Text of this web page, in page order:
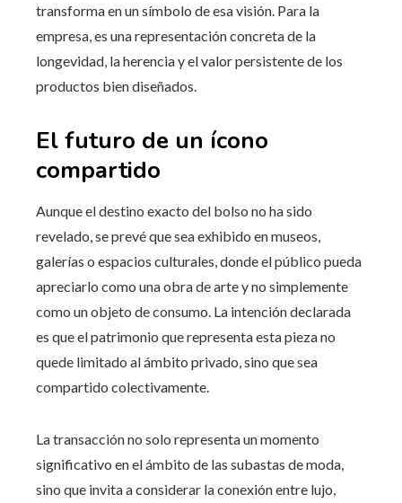
transforma en un símbolo de esa visión. Para la
empresa, es una representación concreta de la
longevidad, la herencia y el valor persistente de los
productos bien diseñados.
El futuro de un ícono
compartido
Aunque el destino exacto del bolso no ha sido
revelado, se prevé que sea exhibido en museos,
galerías o espacios culturales, donde el público pueda
apreciarlo como una obra de arte y no simplemente
como un objeto de consumo. La intención declarada
es que el patrimonio que representa esta pieza no
quede limitado al ámbito privado, sino que sea
compartido colectivamente.
La transacción no solo representa un momento
significativo en el ámbito de las subastas de moda,
sino que invita a considerar la conexión entre lujo,